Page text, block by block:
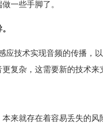
一些手脚了。
应技术实现音频的传播
复杂，这需要新的技术来
来就存在着容易丢失的